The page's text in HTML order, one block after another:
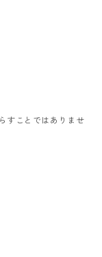
すことではありませ